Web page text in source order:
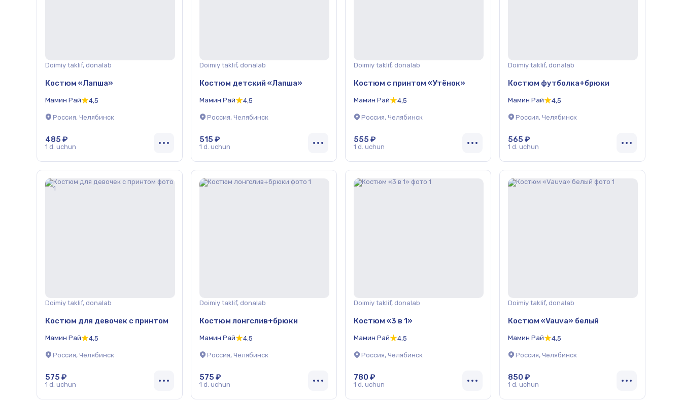
Doimiy taklif, donalab
Костюм «Лапша»
Мамин Рай 4,5
Россия, Челябинск
485 ₽
1 d. uchun
Doimiy taklif, donalab
Костюм детский «Лапша»
Мамин Рай 4,5
Россия, Челябинск
515 ₽
1 d. uchun
Doimiy taklif, donalab
Костюм с принтом «Утёнок»
Мамин Рай 4,5
Россия, Челябинск
555 ₽
1 d. uchun
Doimiy taklif, donalab
Костюм футболка+брюки
Мамин Рай 4,5
Россия, Челябинск
565 ₽
1 d. uchun
Doimiy taklif, donalab
Костюм для девочек с принтом
Мамин Рай 4,5
Россия, Челябинск
575 ₽
1 d. uchun
Doimiy taklif, donalab
Костюм лонгслив+брюки
Мамин Рай 4,5
Россия, Челябинск
575 ₽
1 d. uchun
Doimiy taklif, donalab
Костюм «3 в 1»
Мамин Рай 4,5
Россия, Челябинск
780 ₽
1 d. uchun
Doimiy taklif, donalab
Костюм «Vauva» белый
Мамин Рай 4,5
Россия, Челябинск
850 ₽
1 d. uchun